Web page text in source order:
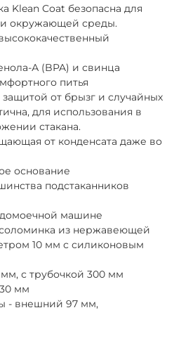
Klean Coat безопасна для
и окружающей среды.
А (BPA) и свинца
питья
от брызг и случайных
для использования в
стакана.
от конденсата даже во
основание
подстаканников
машине
из нержавеющей
10 мм с силиконовым
мм, с трубочкой 300 мм
мм
- внешний 97 мм,